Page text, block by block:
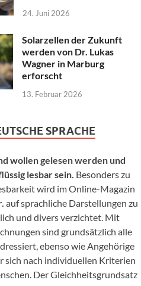
24. Juni 2026
Solarzellen der Zukunft
werden von Dr. Lukas
Wagner in Marburg
erforscht
13. Februar 2026
SPRACHE
wollen gelesen werden und
lesbar sein. Besonders zu
wird im Online-Magazin
auf sprachliche Darstellungen zu
und divers verzichtet. Mit
sind grundsätzlich alle
ebenso wie Angehörige
sich nach individuellen Kriterien
Der Gleichheitsgrundsatz